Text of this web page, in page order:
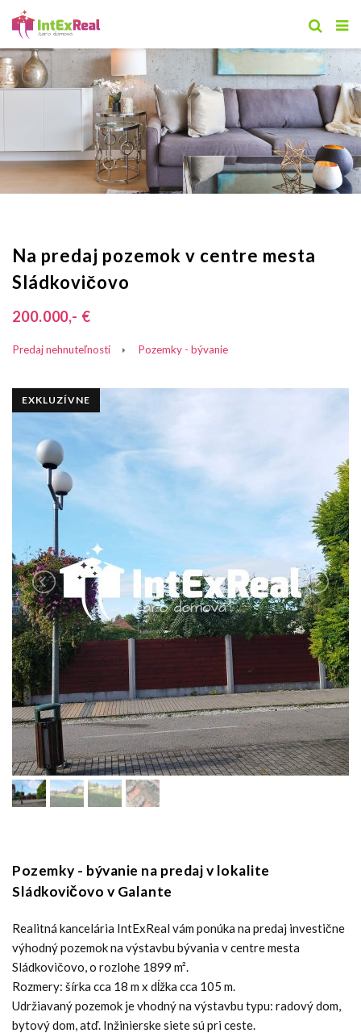
Na predaj pozemok v centre mesta
Sládkovičovo
200.000,- €
Predaj nehnuteľností Pozemky - bývanie
EXKLUZÍVNE
Pozemky - bývanie na predaj v lokalite
Sládkovičovo v Galante
Realitná kancelária IntExReal vám ponúka na predaj investične
výhodný pozemok na výstavbu bývania v centre mesta
Sládkovičovo, o rozlohe 1899 m².
Rozmery: šírka cca 18 m x dĺžka cca 105 m.
Udržiavaný pozemok je vhodný na výstavbu typu: radový dom,
bytový dom, atď. Inžinierske siete sú pri ceste.